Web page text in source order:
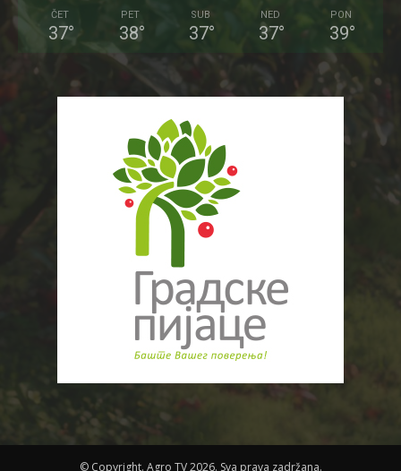
ČET
37°
PET
38°
SUB
37°
NED
37°
PON
39°
© Copyright. Agro TV 2026. Sva prava zadržana.